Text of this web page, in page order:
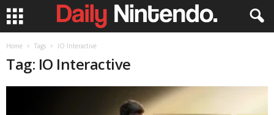
Home Tags IO Interactive
Tag: IO Interactive